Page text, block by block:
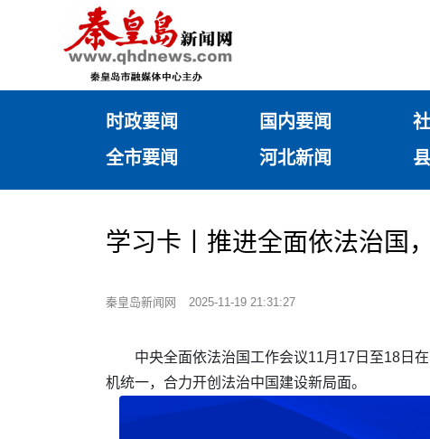
时政要闻 国内要闻
全市要闻
河北新闻
学习卡丨推进全面依法治国
秦皇岛新闻网 2025-11-19 21:31:27
中央全面依法治国工作会议11月17日至18日
机统一，合力开创法治中国建设新局面。